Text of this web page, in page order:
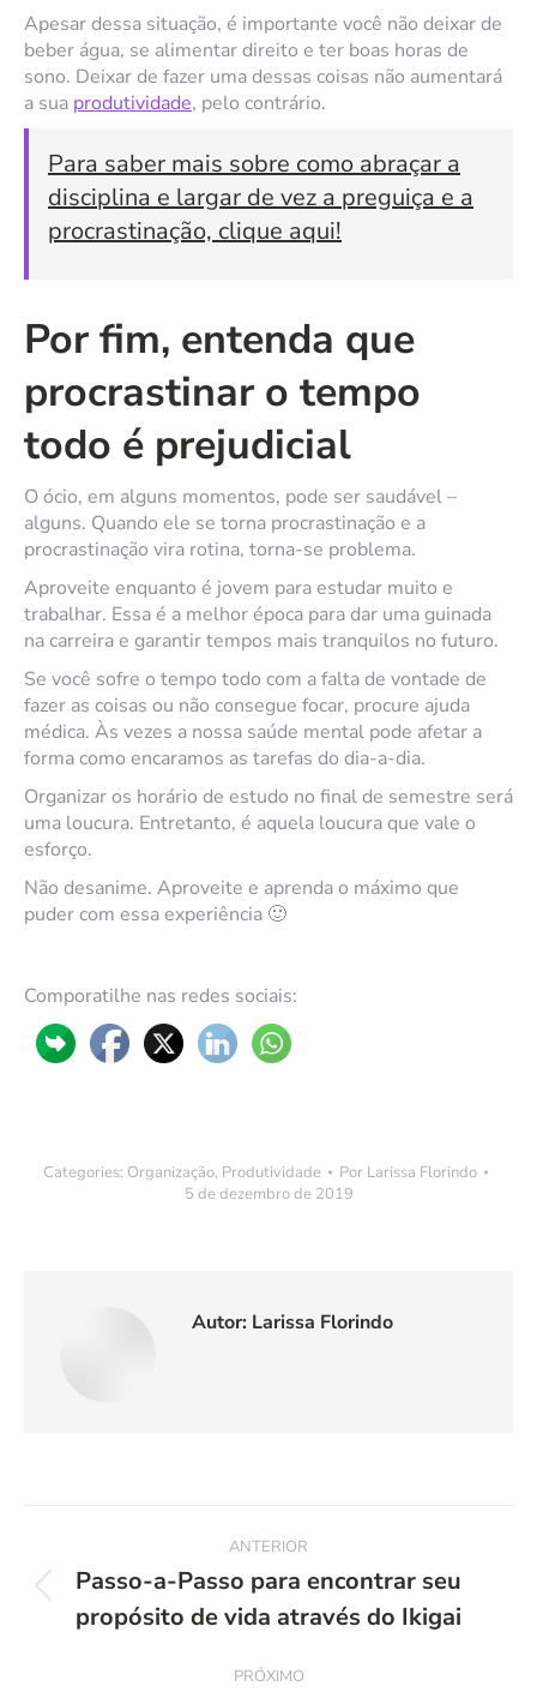
Apesar dessa situação, é importante você não deixar de
beber água, se alimentar direito e ter boas horas de
sono. Deixar de fazer uma dessas coisas não aumentará
a sua produtividade, pelo contrário.
Para saber mais sobre como abraçar a
disciplina e largar de vez a preguiça e a
procrastinação, clique aqui!
Por fim, entenda que
procrastinar o tempo
todo é prejudicial
O ócio, em alguns momentos, pode ser saudável –
alguns. Quando ele se torna procrastinação e a
procrastinação vira rotina, torna-se problema.
Aproveite enquanto é jovem para estudar muito e
trabalhar. Essa é a melhor época para dar uma guinada
na carreira e garantir tempos mais tranquilos no futuro.
Se você sofre o tempo todo com a falta de vontade de
fazer as coisas ou não consegue focar, procure ajuda
médica. Às vezes a nossa saúde mental pode afetar a
forma como encaramos as tarefas do dia-a-dia.
Organizar os horário de estudo no final de semestre será
uma loucura. Entretanto, é aquela loucura que vale o
esforço.
Não desanime. Aproveite e aprenda o máximo que
puder com essa experiência 🙂
Comporatilhe nas redes sociais:
Categories: Organização, Produtividade Por Larissa Florindo
5 de dezembro de 2019
Autor: Larissa Florindo
Navegação
de
post:
ANTERIOR
Post
anterior:
Passo-a-Passo para encontrar seu
propósito de vida através do Ikigai
PRÓXIMO